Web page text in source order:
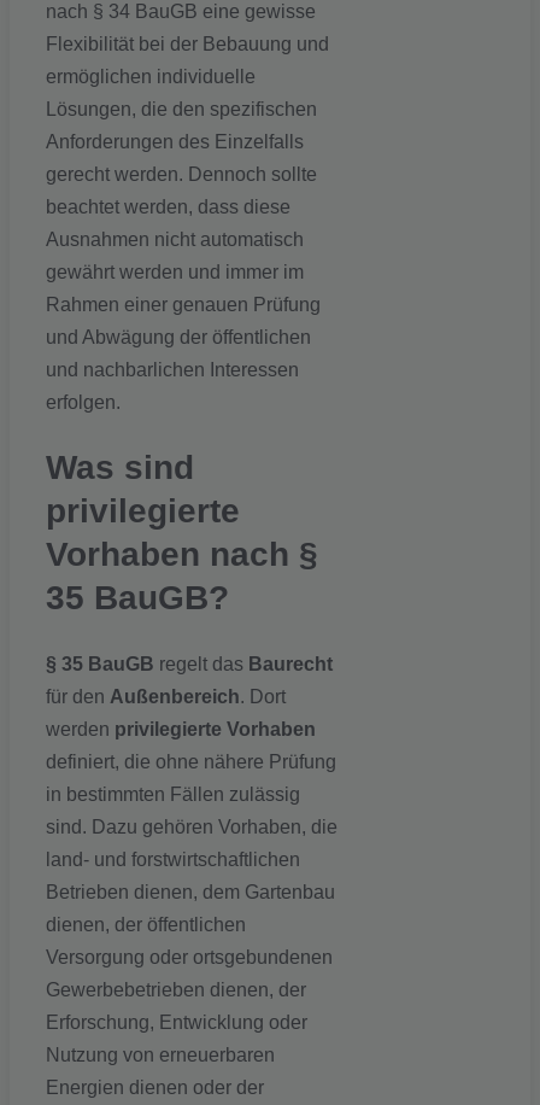
nach § 34 BauGB eine gewisse
Flexibilität bei der Bebauung und
ermöglichen individuelle
Lösungen, die den spezifischen
Anforderungen des Einzelfalls
gerecht werden. Dennoch sollte
beachtet werden, dass diese
Ausnahmen nicht automatisch
gewährt werden und immer im
Rahmen einer genauen Prüfung
und Abwägung der öffentlichen
und nachbarlichen Interessen
erfolgen.
Was sind
privilegierte
Vorhaben nach §
35 BauGB?
§ 35 BauGB regelt das Baurecht
für den Außenbereich. Dort
werden privilegierte Vorhaben
definiert, die ohne nähere Prüfung
in bestimmten Fällen zulässig
sind. Dazu gehören Vorhaben, die
land- und forstwirtschaftlichen
Betrieben dienen, dem Gartenbau
dienen, der öffentlichen
Versorgung oder ortsgebundenen
Gewerbebetrieben dienen, der
Erforschung, Entwicklung oder
Nutzung von erneuerbaren
Energien dienen oder der